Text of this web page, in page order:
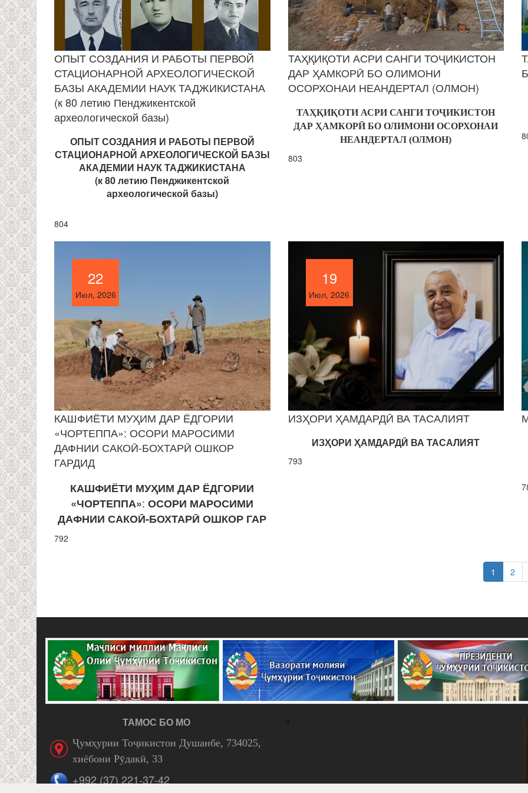
ОПЫТ СОЗДАНИЯ И РАБОТЫ ПЕРВОЙ
СТАЦИОНАРНОЙ АРХЕОЛОГИЧЕСКОЙ
БАЗЫ АКАДЕМИИ НАУК ТАДЖИКИСТАНА
(к 80 летию Пенджикентской
археологической базы)
ОПЫТ СОЗДАНИЯ И РАБОТЫ ПЕРВОЙ
СТАЦИОНАРНОЙ АРХЕОЛОГИЧЕСКОЙ БАЗЫ
АКАДЕМИИ НАУК ТАДЖИКИСТАНА
(к 80 летию Пенджикентской
археологической базы)
804
ТАҲҚИҚОТИ АСРИ САНГИ ТОҶИКИСТОН
ДАР ҲАМКОРӢ БО ОЛИМОНИ
ОСОРХОНАИ НЕАНДЕРТАЛ (ОЛМОН)
ТАҲҚИҚОТИ АСРИ САНГИ ТОҶИКИСТОН
ДАР ҲАМКОРӢ БО ОЛИМОНИ ОСОРХОНАИ
НЕАНДЕРТАЛ (ОЛМОН)
803
22
Июл, 2026
22
Июл, 2026
КАШФИЁТИ МУҲИМ ДАР ЁДГОРИИ
«ЧОРТЕППА»: ОСОРИ МАРОСИМИ
ДАФНИИ САКОӢ-БОХТАРӢ ОШКОР
ГАРДИД
КАШФИЁТИ МУҲИМ ДАР ЁДГОРИИ
«ЧОРТЕППА»:ОСОРИ МАРОСИМИ
ДАФНИИ САКОӢ-БОХТАРӢ ОШКОР ГАР
792
19
Июл, 2026
19
Июл, 2026
ИЗҲОРИ ҲАМДАРДӢ ВА ТАСАЛИЯТ
ИЗҲОРИ ҲАМДАРДӢ ВА ТАСАЛИЯТ
793
1 2
ТАМОС БО МО
Ҷумҳурии Тоҷикистон Душанбе, 734025,
хиёбони Рӯдакӣ, 33
+992 (37) 221-37-42
//